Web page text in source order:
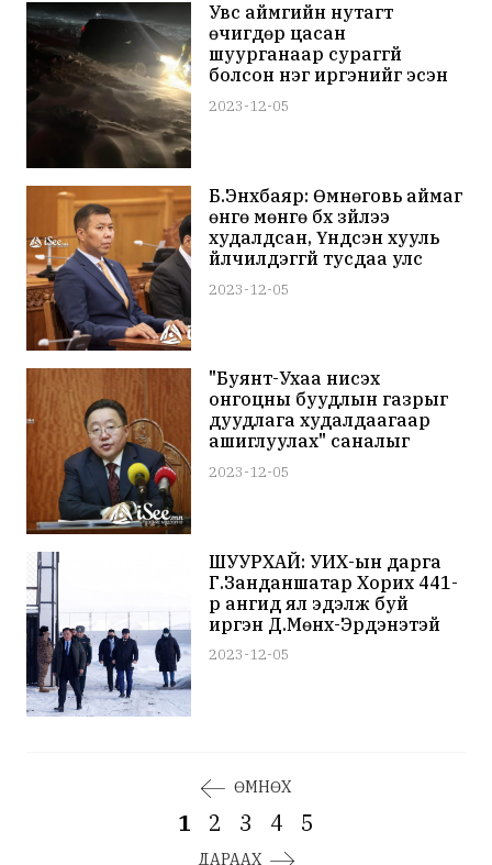
Увс аймгийн нутагт
өчигдөр цасан
шуурганаар сураггүй
болсон нэг иргэнийг эсэн
мэнд олжээ
2023-12-05
Б.Энхбаяр: Өмнөговь аймаг
өнгө мөнгө бүх зүйлээ
худалдсан, Үндсэн хууль
үйлчилдэггүй тусдаа улс
2023-12-05
"Буянт-Ухаа нисэх
онгоцны буудлын газрыг
дуудлага худалдаагаар
ашиглуулах" саналыг
Ц.Элбэгдорж эсэргүүцэж,
"Буянт-Ухааг үлдээ" гэж
2023-12-05
ШУУРХАЙ: УИХ-ын дарга
Г.Занданшатар Хорих 441-
р ангид ял эдэлж буй
иргэн Д.Мөнх-Эрдэнэтэй
биечлэн, очиж уулзжээ
2023-12-05
ӨМНӨХ
1 2 3 4 5
ДАРААХ